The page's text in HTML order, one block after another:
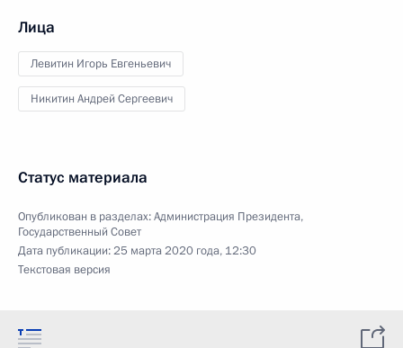
Лица
Левитин Игорь Евгеньевич
Никитин Андрей Сергеевич
Статус материала
Опубликован в разделах:Администрация Президента,
Государственный Совет
Дата публикации:25 марта 2020 года, 12:30
Текстовая версия